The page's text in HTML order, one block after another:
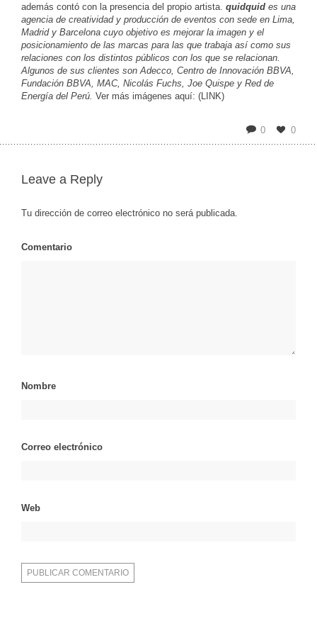
además contó con la presencia del propio artista. quidquid es una
agencia de creatividad y producción de eventos con sede en Lima,
Madrid y Barcelona cuyo objetivo es mejorar la imagen y el
posicionamiento de las marcas para las que trabaja así como sus
relaciones con los distintos públicos con los que se relacionan.
Algunos de sus clientes son Adecco, Centro de Innovación BBVA,
Fundación BBVA, MAC, Nicolás Fuchs, Joe Quispe y Red de
Energía del Perú. Ver más imágenes aquí: (LINK)
0 0
Leave a Reply
Tu dirección de correo electrónico no será publicada.
Comentario
Nombre
Correo electrónico
Web